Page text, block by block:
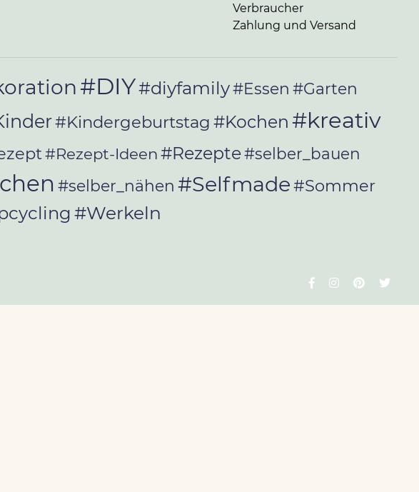
Verbraucher
Zahlung und Versand
#DIY#diyfamily#Essen #Garten
#Kindergeburtstag #Kochen #kreativ
#Rezept-Ideen #Rezepte#selber_bauen
#selber_nähen #Selfmade#Sommer
#Werkeln